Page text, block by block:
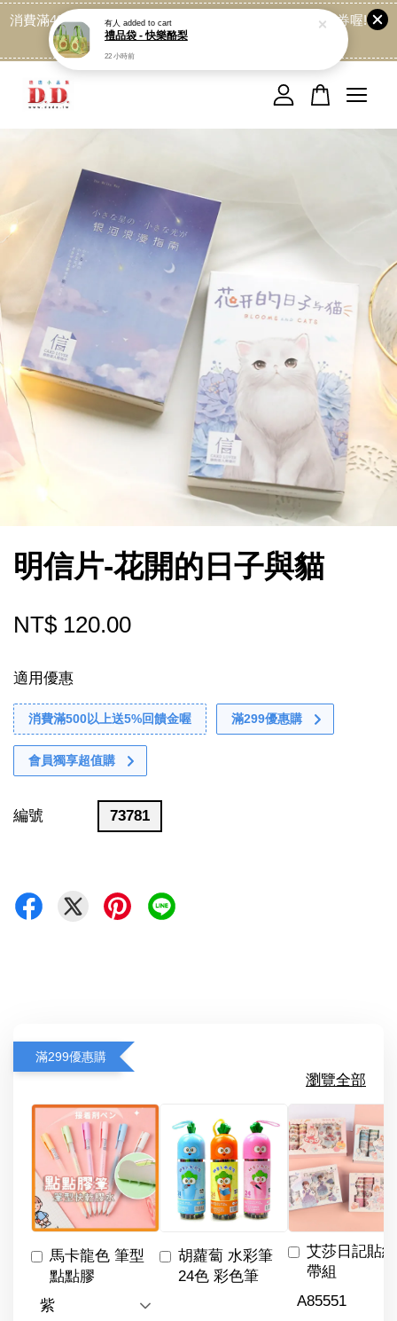
消費滿499免運喔, 記得加LINE:@dede168 領取專屬折扣券喔!
點我
明信片-花開的日子與貓
NT$ 120.00
適用優惠
消費滿500以上送5%回饋金喔 滿299優惠購
會員獨享超值購
編號 73781
滿299優惠購
瀏覽全部
馬卡龍色 筆型
點點膠
胡蘿蔔 水彩筆
24色 彩色筆
艾莎日記貼
帶組
您的購物車目前還是空的。